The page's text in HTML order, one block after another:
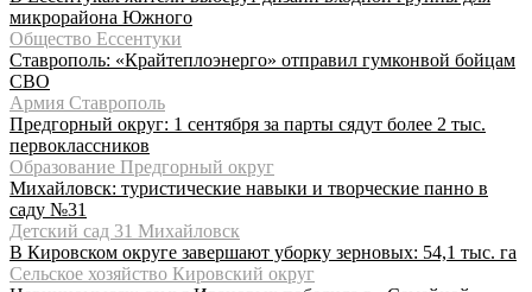
микрорайона Южного
Общество Ессентуки
Ставрополь: «Крайтеплоэнерго» отправил гумконвой бойцам
СВО
Армия Ставрополь
Предгорный округ: 1 сентября за парты сядут более 2 тыс.
первоклассников
Образование Предгорный округ
Михайловск: туристические навыки и творческие панно в
саду №31
Детский сад 31 Михайловск
В Кировском округе завершают уборку зерновых: 54,1 тыс. га
Сельское хозяйство Кировский округ